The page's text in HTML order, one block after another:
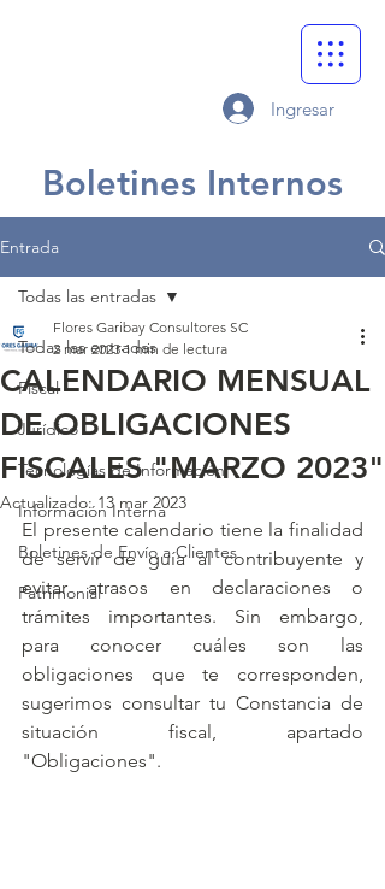
Ingresar
Boletines Internos
Entrada
Todas las entradas
Fiscal
Jurídico
Tecnologías de Información
Información Interna
Boletines de Envío a Clientes
Patrimonial
Todas las entradas
CALENDARIO MENSUAL
DE OBLIGACIONES
FISCALES "MARZO 2023"
Flores Garibay Consultores SC
2 mar 2023 1 min de lectura
Actualizado:13 mar 2023
El presente calendario tiene la finalidad
de servir de guía al contribuyente y
evitar atrasos en declaraciones o
trámites importantes. Sin embargo,
para conocer cuáles son las
obligaciones que te corresponden,
sugerimos consultar tu Constancia de
situación fiscal, apartado
"Obligaciones".